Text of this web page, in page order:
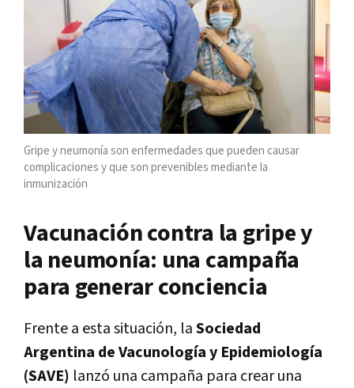
Gripe y neumonía son enfermedades que pueden causar
complicaciones y que son prevenibles mediante la
inmunización
Vacunación contra la gripe y
la neumonía: una campaña
para generar conciencia
Frente a esta situación, laSociedad
Argentina de Vacunología y Epidemiología
(SAVE) lanzó una campaña para crear una